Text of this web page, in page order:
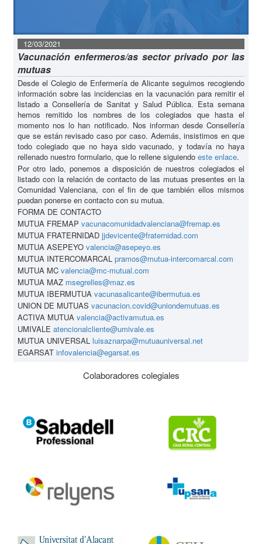
12/03/2021
Vacunación enfermeros/as sector privado por las
mutuas
Desde el Colegio de Enfermería de Alicante seguimos recogiendo
información sobre las incidencias en la vacunación para remitir el
listado a Consellería de Sanitat y Salud Pública. Esta semana
hemos remitido los nombres de los colegiados que hasta el
momento nos lo han notificado. Nos informan desde Consellería
que se están revisado caso por caso. Además, insistimos en que
todo colegiado que no haya sido vacunado, y todavía no haya
rellenado nuestro formulario, que lo rellene siguiendo este enlace.
Por otro lado, ponemos a disposición de nuestros colegiados el
listado con la relación de contacto de las mutuas presentes en la
Comunidad Valenciana, con el fin de que también ellos mismos
puedan ponerse en contacto con su mutua.
FORMA DE CONTACTO
MUTUA FREMAP vacunacomunidadvalenciana@fremap.es
MUTUA FRATERNIDAD jjdevicente@fraternidad.com
MUTUA ASEPEYO valencia@asepeyo.es
MUTUA INTERCOMARCAL pramos@mutua-intercomarcal.com
MUTUA MC valencia@mc-mutual.com
MUTUA MAZ msegrelles@maz.es
MUTUA IBERMUTUA vacunasalicante@ibermutua.es
UNION DE MUTUAS vacunacion.covid@uniondemutuas.es
ACTIVA MUTUA valencia@activamutua.es
UMIVALE atencionalcliente@umivale.es
MUTUA UNIVERSAL luisaznarpa@mutuauniversal.net
EGARSAT infovalencia@egarsat.es
Colaboradores colegiales